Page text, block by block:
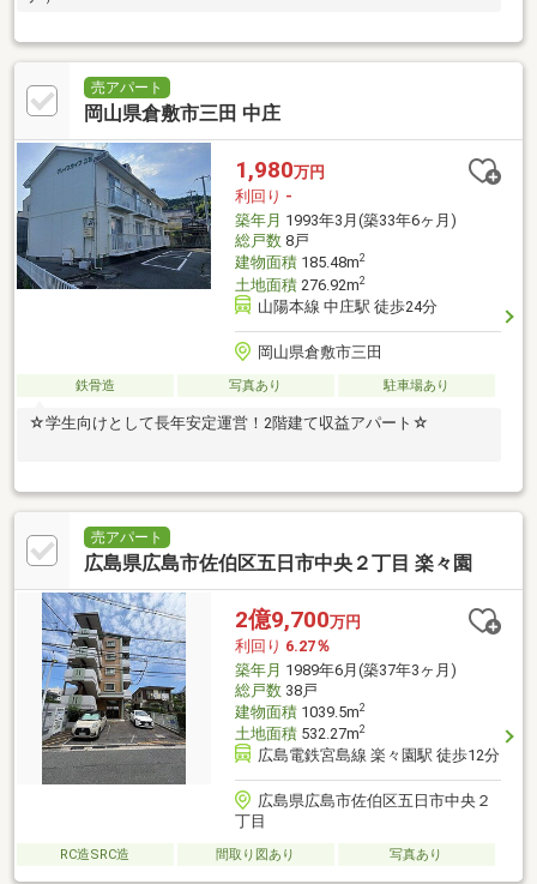
売アパート
岡山県倉敷市三田 中庄
1,980万円
利回り -
築年月 1993年3月(築33年6ヶ月)
総戸数8戸
建物面積185.48m2
土地面積276.92m2
山陽本線 中庄駅 徒歩24分
岡山県倉敷市三田
鉄骨造 写真あり 駐車場あり
☆学生向けとして長年安定運営！2階建て収益アパート☆
売アパート
広島県広島市佐伯区五日市中央２丁目 楽々園
2億9,700万円
利回り 6.27％
築年月 1989年6月(築37年3ヶ月)
総戸数38戸
建物面積1039.5m2
土地面積532.27m2
広島電鉄宮島線 楽々園駅 徒歩12分
広島県広島市佐伯区五日市中央２
丁目
RC造SRC造 間取り図あり 写真あり